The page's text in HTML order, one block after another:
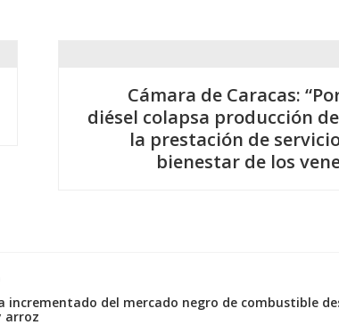
Cámara de Caracas:
diésel colapsa producción
la prestación de
bienestar de los
incrementado del mercado negro de combustible
arroz